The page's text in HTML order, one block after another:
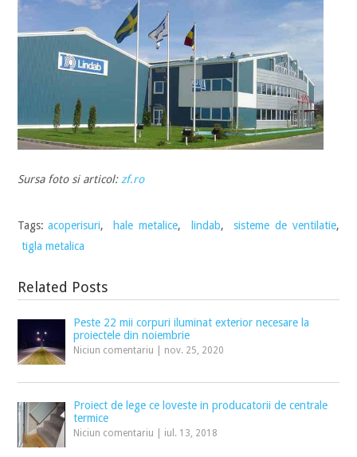
Sursa foto si articol: zf.ro
Tags: acoperisuri, hale metalice, lindab, sisteme de ventilatie,
tigla metalica
Related Posts
Peste 22 mii corpuri iluminat exterior necesare la
proiectele din noiembrie
Niciun comentariu nov. 25, 2020
Proiect de lege ce loveste in producatorii de centrale
termice
Niciun comentariu iul. 13, 2018